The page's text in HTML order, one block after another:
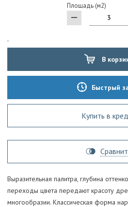
Площадь (м2)
'
В
Быстрый
Купить в
Выразительная палитра, глубина
переходы цвета передают красоту
многообразии. Классическая форма